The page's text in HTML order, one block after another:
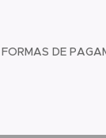
FORMAS DE